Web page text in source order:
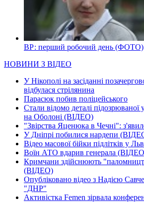
ВР: перший робочий день (ФОТО)
НОВИНИ З ВІДЕО
У Нікополі на засіданні
відбулася стрілянина
Парасюк побив поліцейського
Стали відомо деталі підозрюваної
на Оболоні (ВІДЕО)
"Звірства Яценюка в Чечні":
У Дніпрі побилися нардепи
Відео масової бійки підлітків у
Воїн АТО вдарив генерала
Кримчани здійснюють
(ВІДЕО)
Опубліковано відео з Надією
"ДНР"
Активістка Femen зірвала